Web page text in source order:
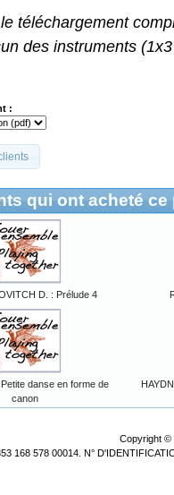
téléchargement
des instruments
:
qui ont acheté
D. : Prélude 4
danse en forme de
canon
Copyright ©
168 578 00014. N°